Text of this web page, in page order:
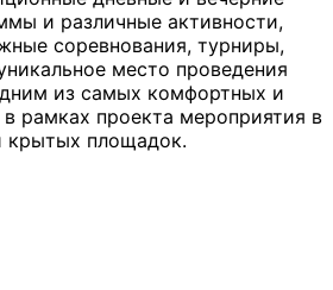
и различные активности,
соревнования, турниры,
место проведения
из самых комфортных и
в рамках проекта мероприятия в
крытых площадок.